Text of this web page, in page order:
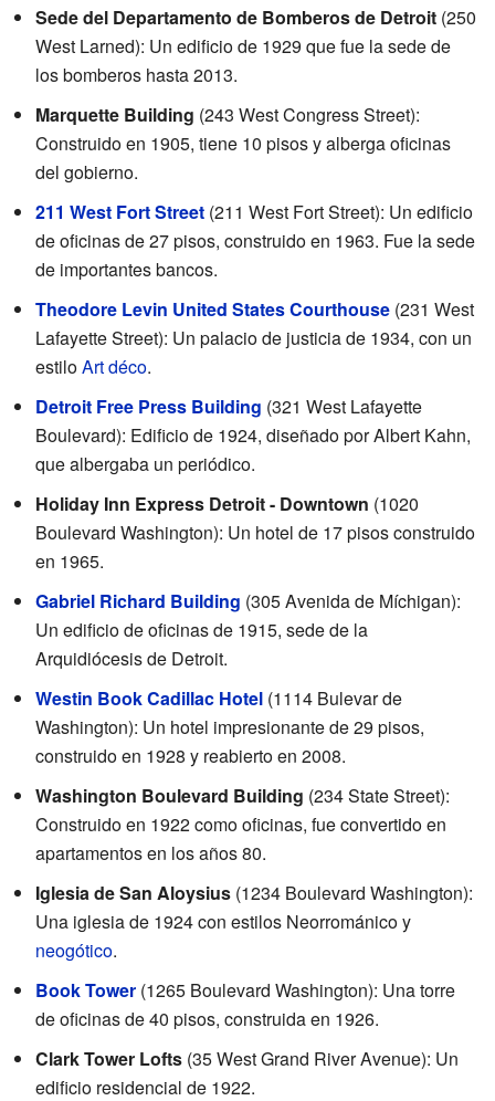
Sede del Departamento de Bomberos de Detroit (250
West Larned): Un edificio de 1929 que fue la sede de
los bomberos hasta 2013.
Marquette Building (243 West Congress Street):
Construido en 1905, tiene 10 pisos y alberga oficinas
del gobierno.
211 West Fort Street (211 West Fort Street): Un edificio
de oficinas de 27 pisos, construido en 1963. Fue la sede
de importantes bancos.
Theodore Levin United States Courthouse (231 West
Lafayette Street): Un palacio de justicia de 1934, con un
estiloArt déco.
Detroit Free Press Building (321 West Lafayette
Boulevard): Edificio de 1924, diseñado por Albert Kahn,
que albergaba un periódico.
Holiday Inn Express Detroit - Downtown (1020
Boulevard Washington): Un hotel de 17 pisos construido
en 1965.
Gabriel Richard Building (305 Avenida de Míchigan):
Un edificio de oficinas de 1915, sede de la
Arquidiócesis de Detroit.
Westin Book Cadillac Hotel (1114 Bulevar de
Washington): Un hotel impresionante de 29 pisos,
construido en 1928 y reabierto en 2008.
Washington Boulevard Building (234 State Street):
Construido en 1922 como oficinas, fue convertido en
apartamentos en los años 80.
Iglesia de San Aloysius (1234 Boulevard Washington):
Una iglesia de 1924 con estilos Neorrománico y
neogótico.
Book Tower (1265 Boulevard Washington): Una torre
de oficinas de 40 pisos, construida en 1926.
Clark Tower Lofts (35 West Grand River Avenue): Un
edificio residencial de 1922.